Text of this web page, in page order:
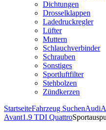
Dichtungen
Drosselklappen
Ladedruckregler
Lüfter
Muttern
Schlauchverbinder
Schrauben
Sonstiges
Sportluftfilter
Stehbolzen
Zündkerzen
StartseiteFahrzeug SuchenAudi
Avant1.9 TDI Quattro